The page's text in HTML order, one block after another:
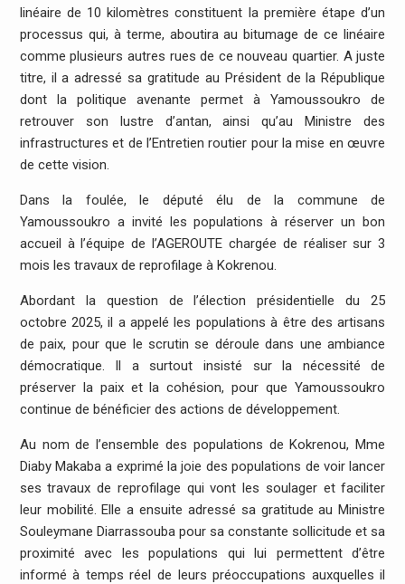
linéaire de 10 kilomètres constituent la première étape d’un
processus qui, à terme, aboutira au bitumage de ce linéaire
comme plusieurs autres rues de ce nouveau quartier. A juste
titre, il a adressé sa gratitude au Président de la République
dont la politique avenante permet à Yamoussoukro de
retrouver son lustre d’antan, ainsi qu’au Ministre des
infrastructures et de l’Entretien routier pour la mise en œuvre
de cette vision.
Dans la foulée, le député élu de la commune de
Yamoussoukro a invité les populations à réserver un bon
accueil à l’équipe de l’AGEROUTE chargée de réaliser sur 3
mois les travaux de reprofilage à Kokrenou.
Abordant la question de l’élection présidentielle du 25
octobre 2025, il a appelé les populations à être des artisans
de paix, pour que le scrutin se déroule dans une ambiance
démocratique. Il a surtout insisté sur la nécessité de
préserver la paix et la cohésion, pour que Yamoussoukro
continue de bénéficier des actions de développement.
Au nom de l’ensemble des populations de Kokrenou, Mme
Diaby Makaba a exprimé la joie des populations de voir lancer
ses travaux de reprofilage qui vont les soulager et faciliter
leur mobilité. Elle a ensuite adressé sa gratitude au Ministre
Souleymane Diarrassouba pour sa constante sollicitude et sa
proximité avec les populations qui lui permettent d’être
informé à temps réel de leurs préoccupations auxquelles il